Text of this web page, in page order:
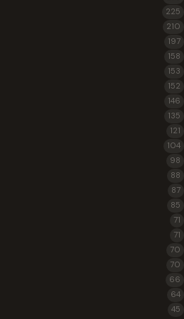
225
210
197
158
153
152
146
135
121
104
98
88
87
85
71
71
70
70
66
64
45